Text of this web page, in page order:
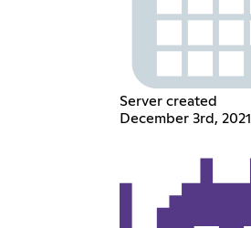
Server created
December 3rd, 2021